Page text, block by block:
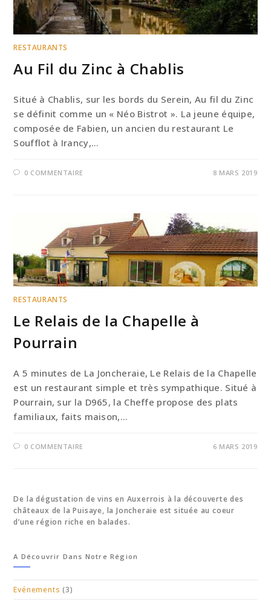
RESTAURANTS
Au Fil du Zinc à Chablis
Situé à Chablis, sur les bords du Serein, Au fil du Zinc
se définit comme un « Néo Bistrot ». La jeune équipe,
composée de Fabien, un ancien du restaurant Le
Soufflot à Irancy,…
0 COMMENTAIRE 8 MARS 2019
RESTAURANTS
Le Relais de la Chapelle à
Pourrain
A 5 minutes de La Joncheraie, Le Relais de la Chapelle
est un restaurant simple et très sympathique. Situé à
Pourrain, sur la D965, la Cheffe propose des plats
familiaux, faits maison,…
0 COMMENTAIRE 6 MARS 2019
De la dégustation de vins en Auxerrois à la découverte des
châteaux de la Puisaye, la Joncheraie est située au coeur
d’une région riche en balades.
A Découvrir Dans Notre Région
Evénements (3)